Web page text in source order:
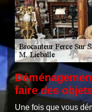
faire des
Une fois que vous